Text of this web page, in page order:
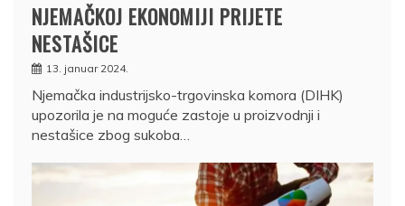
NJEMAČKOJ EKONOMIJI PRIJETE
NESTAŠICE
13. januar 2024.
Njemačka industrijsko-trgovinska komora (DIHK)
upozorila je na moguće zastoje u proizvodnji i
nestašice zbog sukoba…